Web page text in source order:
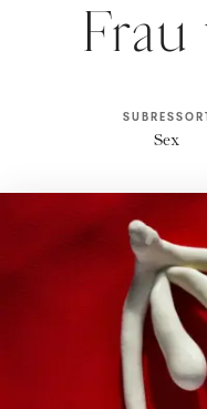
Frau
Sex